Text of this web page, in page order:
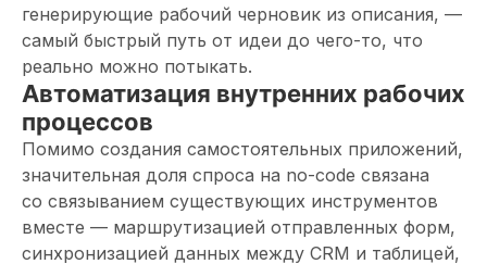
генерирующие рабочий черновик из описания, —
самый быстрый путь от идеи до чего-то, что
реально можно потыкать.
Автоматизация внутренних рабочих
процессов
Помимо создания самостоятельных приложений,
значительная доля спроса на no-code связана
со связыванием существующих инструментов
вместе — маршрутизацией отправленных форм,
синхронизацией данных между CRM и таблицей,